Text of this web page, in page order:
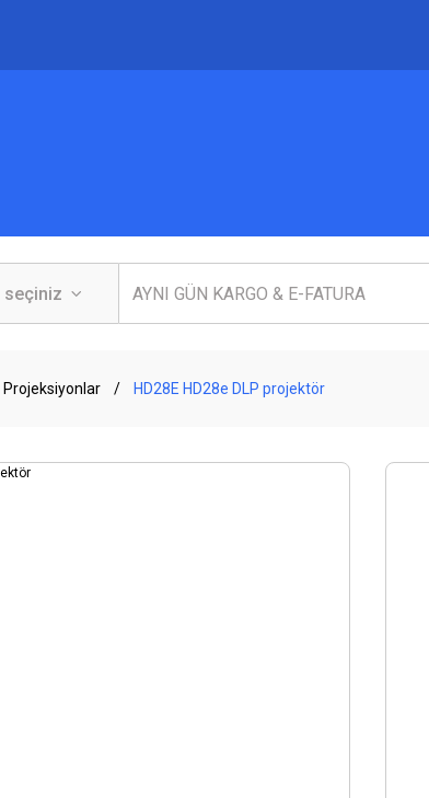
Projeksiyonlar HD28E HD28e DLP projektör